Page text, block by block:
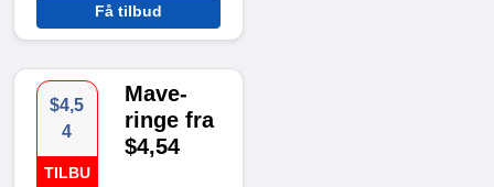
Få tilbud
$4,5
4
TILBU
Mave-
ringe fra
$4,54